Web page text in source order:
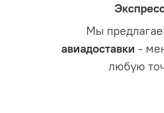
Мы
авиадоставки -
любую